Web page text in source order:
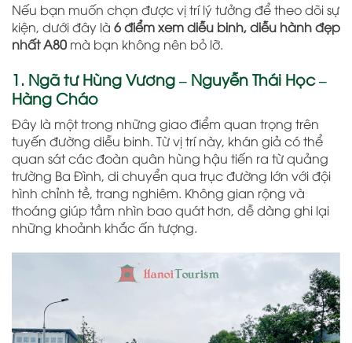
Nếu bạn muốn chọn được vị trí lý tưởng để theo dõi sự
kiện, dưới đây là 6 điểm xem diễu binh, diễu hành đẹp
nhất A80 mà bạn không nên bỏ lỡ.
1. Ngã tư Hùng Vương – Nguyễn Thái Học –
Hàng Cháo
Đây là một trong những giao điểm quan trọng trên
tuyến đường diễu binh. Từ vị trí này, khán giả có thể
quan sát các đoàn quân hùng hậu tiến ra từ quảng
trường Ba Đình, di chuyển qua trục đường lớn với đội
hình chỉnh tề, trang nghiêm. Không gian rộng và
thoáng giúp tầm nhìn bao quát hơn, dễ dàng ghi lại
những khoảnh khắc ấn tượng.